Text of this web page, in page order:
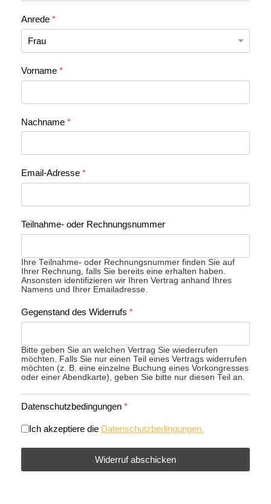
Anrede *
Vorname *
Nachname *
Email-Adresse *
Teilnahme- oder Rechnungsnummer
Ihre Teilnahme- oder Rechnungsnummer finden Sie auf
Ihrer Rechnung, falls Sie bereits eine erhalten haben.
Ansonsten identifizieren wir Ihren Vertrag anhand Ihres
Namens und Ihrer Emailadresse.
Gegenstand des Widerrufs *
Bitte geben Sie an welchen Vertrag Sie wiederrufen
möchten. Falls Sie nur einen Teil eines Vertrags widerrufen
möchten (z. B. eine einzelne Buchung eines Vorkongresses
oder einer Abendkarte), geben Sie bitte nur diesen Teil an.
Datenschutzbedingungen *
Ich akzeptiere die Datenschutzbedingungen.
Widerruf abschicken